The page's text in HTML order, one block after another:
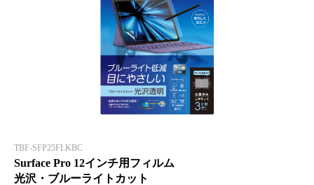
TBF-SFP25FLKBC
Surface Pro 12インチ用フィルム
光沢・ブルーライトカット